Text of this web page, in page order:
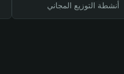
أنشطة التوزيع المجاني